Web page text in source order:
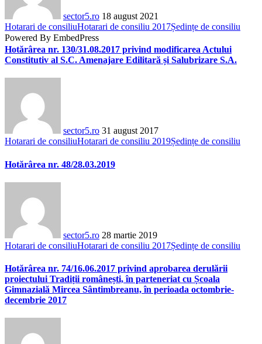
Powered By EmbedPress
sector5.ro 18 august 2021
Hotarari de consiliuHotarari de consiliu 2017Ședințe de consiliu
Hotărârea nr. 130/31.08.2017 privind modificarea Actului
Constitutiv al S.C. Amenajare Edilitară și Salubrizare S.A.
sector5.ro 31 august 2017
Hotarari de consiliuHotarari de consiliu 2019Ședințe de consiliu
Hotărârea nr. 48/28.03.2019
sector5.ro 28 martie 2019
Hotarari de consiliuHotarari de consiliu 2017Ședințe de consiliu
Hotărârea nr. 74/16.06.2017 privind aprobarea derulării
proiectului Tradiții românești, în parteneriat cu Școala
Gimnazială Mircea Sântimbreanu, în perioada octombrie-
decembrie 2017